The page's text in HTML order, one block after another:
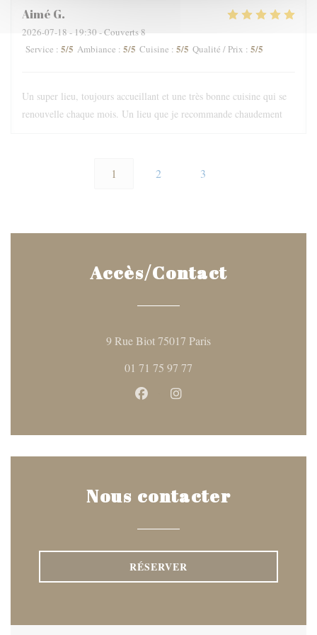
Aimé G
2026-07-18 - 19:30 - Couverts 8
Service : 5/5 Ambiance : 5/5 Cuisine : 5/5 Qualité / Prix : 5/5
Un super lieu, toujours accueillant et une très bonne cuisine qui se
renouvelle chaque mois. Un lieu que je recommande chaudement
1 2 3
Accès/Contact
9 Rue Biot 75017 Paris((ouvre une nouvelle
01 71 75 97 77
Facebook ((ouvre une nouvelle
Instagram ((ouvre une
Nous contacter
RÉSERVER